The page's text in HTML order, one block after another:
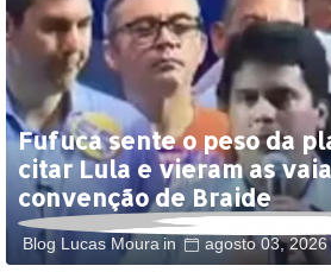
Fufuca sente o peso da
citar Lula e vieram as
convenção de Braide
Blog Lucas Moura agosto 03, 2026